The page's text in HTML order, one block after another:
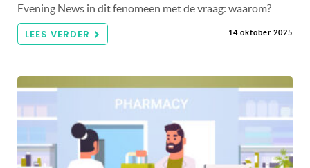
Evening News in dit fenomeen met de vraag: waarom?
LEES VERDER 14 oktober 2025